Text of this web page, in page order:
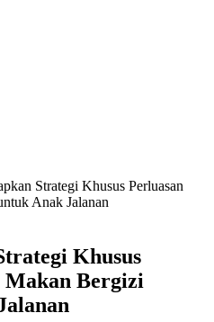
Strategi Khusus Perluasan
Anak Jalanan
Khusus
Makan Bergizi